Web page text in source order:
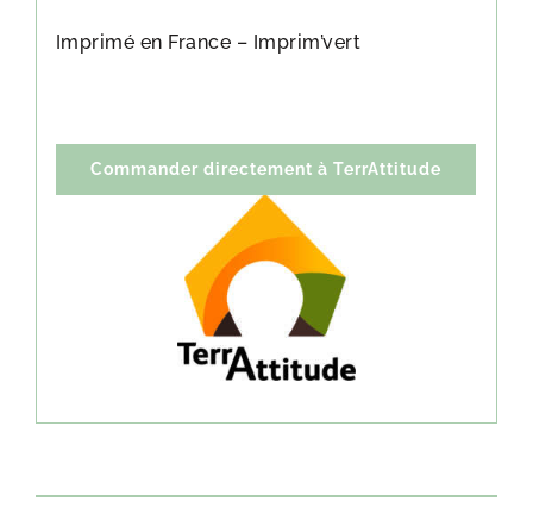
Imprimé en France – Imprim’vert
Commander directement à TerrAttitude